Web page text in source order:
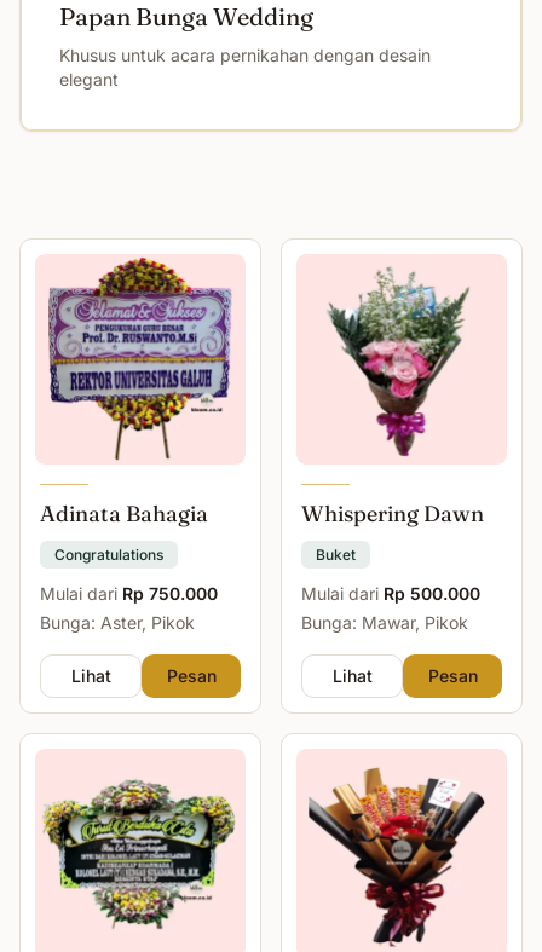
Papan Bunga Wedding
Khusus untuk acara pernikahan dengan desain
elegant
Adinata Bahagia
Congratulations
Mulai dari Rp 750.000
Bunga: Aster, Pikok
Lihat Pesan
Whispering Dawn
Buket
Mulai dari Rp 500.000
Bunga: Mawar, Pikok
Lihat Pesan